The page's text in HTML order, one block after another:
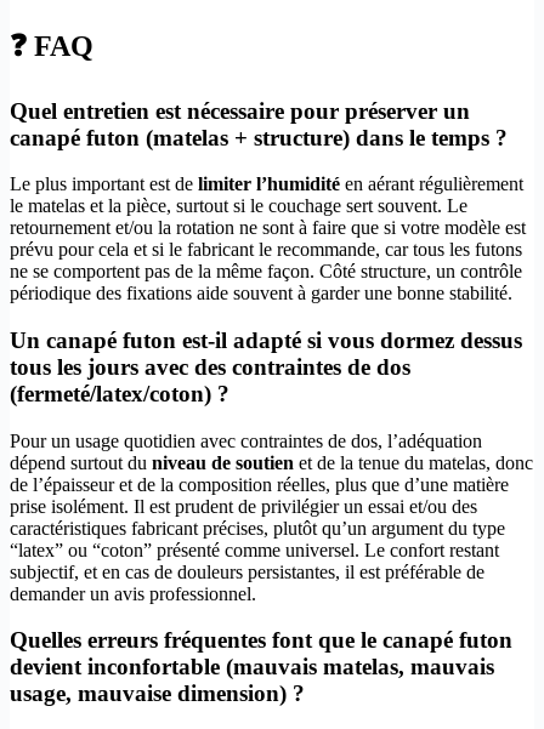
❓ FAQ
Quel entretien est nécessaire pour préserver un
canapé futon (matelas + structure) dans le temps ?
Le plus important est de limiter l’humidité en aérant régulièrement
le matelas et la pièce, surtout si le couchage sert souvent. Le
retournement et/ou la rotation ne sont à faire que si votre modèle est
prévu pour cela et si le fabricant le recommande, car tous les futons
ne se comportent pas de la même façon. Côté structure, un contrôle
périodique des fixations aide souvent à garder une bonne stabilité.
Un canapé futon est-il adapté si vous dormez dessus
tous les jours avec des contraintes de dos
(fermeté/latex/coton) ?
Pour un usage quotidien avec contraintes de dos, l’adéquation
dépend surtout du niveau de soutien et de la tenue du matelas, donc
de l’épaisseur et de la composition réelles, plus que d’une matière
prise isolément. Il est prudent de privilégier un essai et/ou des
caractéristiques fabricant précises, plutôt qu’un argument du type
“latex” ou “coton” présenté comme universel. Le confort restant
subjectif, et en cas de douleurs persistantes, il est préférable de
demander un avis professionnel.
Quelles erreurs fréquentes font que le canapé futon
devient inconfortable (mauvais matelas, mauvais
usage, mauvaise dimension) ?